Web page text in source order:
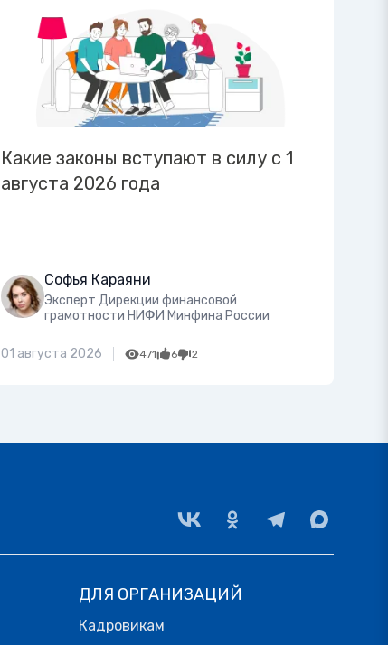
Какие законы вступают в силу с 1
августа 2026 года
Софья Караяни
Эксперт Дирекции финансовой
грамотности НИФИ Минфина России
01 августа 2026 471 6 2
ДЛЯ ОРГАНИЗАЦИЙ
Кадровикам